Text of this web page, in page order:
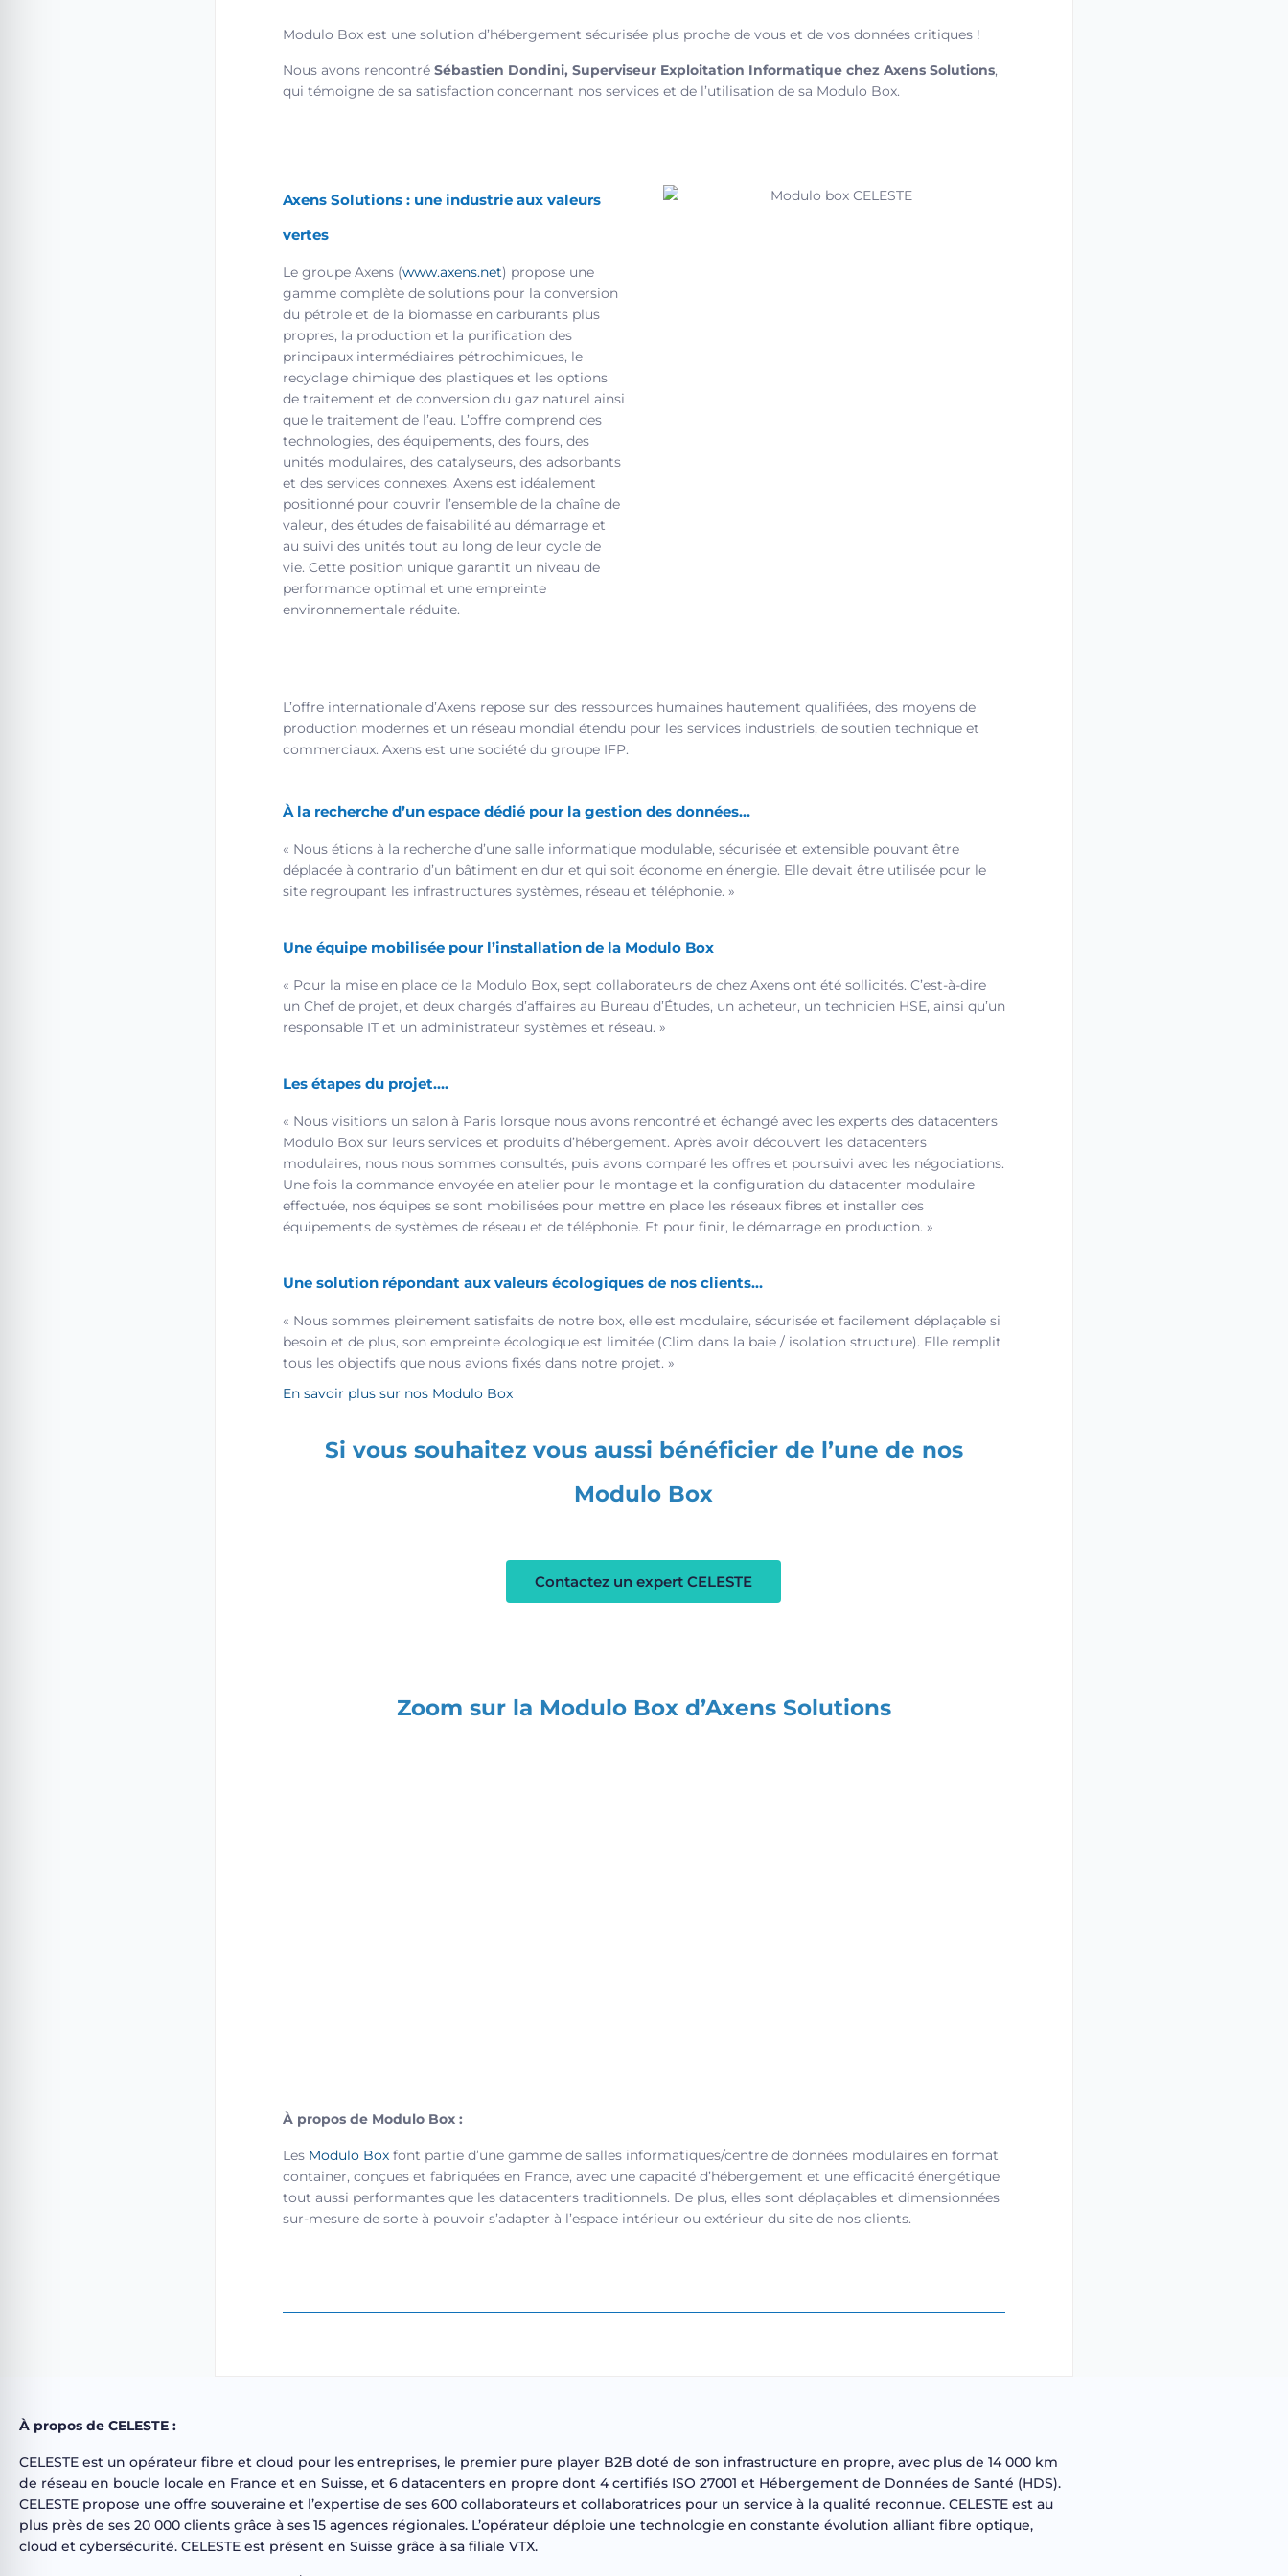
Modulo Box est une solution d’hébergement sécurisée plus proche de vous et de vos données critiques !
Nous avons rencontré Sébastien Dondini, Superviseur Exploitation Informatique chez Axens Solutions,
qui témoigne de sa satisfaction concernant nos services et de l’utilisation de sa Modulo Box.
Axens Solutions : une industrie aux valeurs
vertes
Le groupe Axens (www.axens.net) propose une
gamme complète de solutions pour la conversion
du pétrole et de la biomasse en carburants plus
propres, la production et la purification des
principaux intermédiaires pétrochimiques, le
recyclage chimique des plastiques et les options
de traitement et de conversion du gaz naturel ainsi
que le traitement de l’eau. L’offre comprend des
technologies, des équipements, des fours, des
unités modulaires, des catalyseurs, des adsorbants
et des services connexes. Axens est idéalement
positionné pour couvrir l’ensemble de la chaîne de
valeur, des études de faisabilité au démarrage et
au suivi des unités tout au long de leur cycle de
vie. Cette position unique garantit un niveau de
performance optimal et une empreinte
environnementale réduite.
L’offre internationale d’Axens repose sur des ressources humaines hautement qualifiées, des moyens de
production modernes et un réseau mondial étendu pour les services industriels, de soutien technique et
commerciaux. Axens est une société du groupe IFP.
À la recherche d’un espace dédié pour la gestion des données…
« Nous étions à la recherche d’une salle informatique modulable, sécurisée et extensible pouvant être
déplacée à contrario d’un bâtiment en dur et qui soit économe en énergie. Elle devait être utilisée pour le
site regroupant les infrastructures systèmes, réseau et téléphonie. »
Une équipe mobilisée pour l’installation de la Modulo Box
« Pour la mise en place de la Modulo Box, sept collaborateurs de chez Axens ont été sollicités. C’est-à-dire
un Chef de projet, et deux chargés d’affaires au Bureau d’Études, un acheteur, un technicien HSE, ainsi qu’un
responsable IT et un administrateur systèmes et réseau. »
Les étapes du projet….
« Nous visitions un salon à Paris lorsque nous avons rencontré et échangé avec les experts des datacenters
Modulo Box sur leurs services et produits d’hébergement. Après avoir découvert les datacenters
modulaires, nous nous sommes consultés, puis avons comparé les offres et poursuivi avec les négociations.
Une fois la commande envoyée en atelier pour le montage et la configuration du datacenter modulaire
effectuée, nos équipes se sont mobilisées pour mettre en place les réseaux fibres et installer des
équipements de systèmes de réseau et de téléphonie. Et pour finir, le démarrage en production. »
Une solution répondant aux valeurs écologiques de nos clients…
« Nous sommes pleinement satisfaits de notre box, elle est modulaire, sécurisée et facilement déplaçable si
besoin et de plus, son empreinte écologique est limitée (Clim dans la baie / isolation structure). Elle remplit
tous les objectifs que nous avions fixés dans notre projet. »
En savoir plus sur nos Modulo Box
Si vous souhaitez vous aussi bénéficier de l’une de nos
Modulo Box
Contactez un expert CELESTE
Zoom sur la Modulo Box d’Axens Solutions
À propos de Modulo Box :
Les Modulo Boxfont partie d’une gamme de salles informatiques/centre de données modulaires en format
container, conçues et fabriquées en France, avec une capacité d’hébergement et une efficacité énergétique
tout aussi performantes que les datacenters traditionnels. De plus, elles sont déplaçables et dimensionnées
sur-mesure de sorte à pouvoir s’adapter à l’espace intérieur ou extérieur du site de nos clients.
À propos de CELESTE :
CELESTE est un opérateur fibre et cloud pour les entreprises, le premier pure player B2B doté de son infrastructure en propre, avec plus de 14 000 km
de réseau en boucle locale en France et en Suisse, et 6 datacenters en propre dont 4 certifiés ISO 27001 et Hébergement de Données de Santé (HDS).
CELESTE propose une offre souveraine et l’expertise de ses 600 collaborateurs et collaboratrices pour un service à la qualité reconnue. CELESTE est au
plus près de ses 20 000 clients grâce à ses 15 agences régionales. L’opérateur déploie une technologie en constante évolution alliant fibre optique,
cloud et cybersécurité. CELESTE est présent en Suisse grâce à sa filiale VTX.